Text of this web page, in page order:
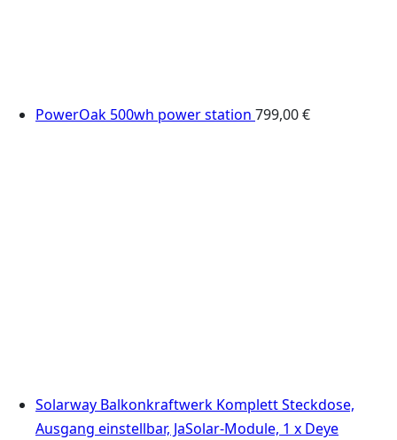
PowerOak 500wh power station 799,00€
Solarway Balkonkraftwerk Komplett Steckdose,
Ausgang einstellbar, JaSolar-Module, 1 x Deye